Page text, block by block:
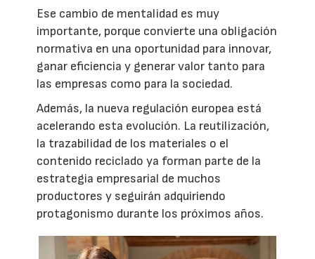
Ese cambio de mentalidad es muy
importante, porque convierte una obligación
normativa en una oportunidad para innovar,
ganar eficiencia y generar valor tanto para
las empresas como para la sociedad.
Además, la nueva regulación europea está
acelerando esta evolución. La reutilización,
la trazabilidad de los materiales o el
contenido reciclado ya forman parte de la
estrategia empresarial de muchos
productores y seguirán adquiriendo
protagonismo durante los próximos años.